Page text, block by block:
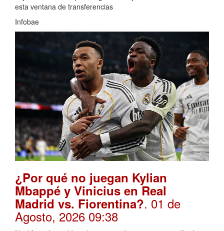
esta ventana de transferencias
Infobae
¿Por qué no juegan Kylian
Mbappé y Vinicius en Real
Madrid vs. Fiorentina?. 01 de
Agosto, 2026 09:38